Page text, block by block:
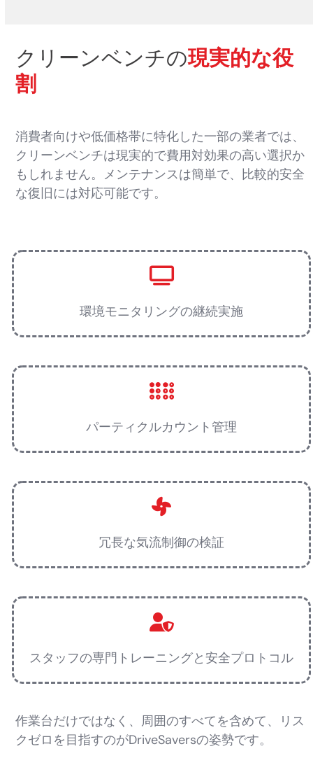
クリーンベンチの現実的な役
割
消費者向けや低価格帯に特化した一部の業者では、
クリーンベンチは現実的で費用対効果の高い選択か
もしれません。メンテナンスは簡単で、比較的安全
な復旧には対応可能です。
環境モニタリングの継続実施
パーティクルカウント管理
冗長な気流制御の検証
スタッフの専門トレーニングと安全プロトコル
作業台だけではなく、周囲のすべてを含めて、リス
クゼロを目指すのがDriveSaversの姿勢です。